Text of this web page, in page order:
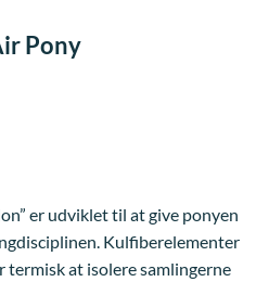
Pony
er udviklet til at give ponyen
Kulfiberelementer
termisk at isolere samlingerne